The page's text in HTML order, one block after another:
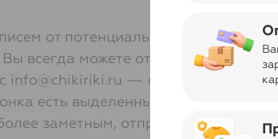
от потенциальных поставщиков
всегда можете отправить
— обязательно
есть выделенный телефонный
заметным, отправьте его прямо